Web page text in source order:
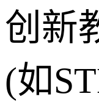
创新
(如